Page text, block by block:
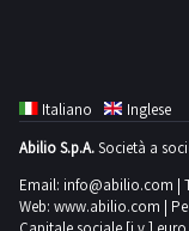
Italiano
Inglese
Abilio S.p.A.Società a
Email: info@abilio.com |
Web: www.abilio.com |